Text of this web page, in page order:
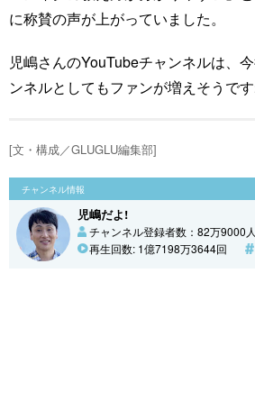
に称賛の声が上がっていました。
児嶋さんのYouTubeチャンネルは、
ンネルとしてもファンが増えそうです
[文・構成／GLUGLU編集部]
チャンネル情報
児嶋だよ!
チャンネル登録者数：82万9000人
再生回数: 1億7198万3644回